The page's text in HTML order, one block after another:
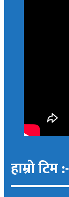
हाम्रो टिम :-